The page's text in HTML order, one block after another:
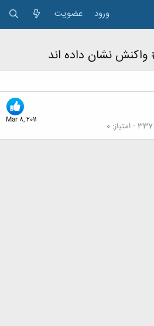
ورود عضویت
Mar 8, 2011 337 امتیاز 0